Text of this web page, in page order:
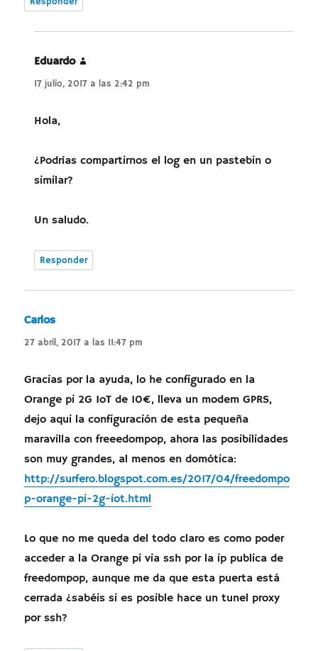
Eduardo
17 julio, 2017 a las 2:42 pm
Hola,
¿Podrías compartirnos el log en un pastebin o
similar?
Un saludo.
Responder
Carlos
27 abril, 2017 a las 11:47 pm
Gracias por la ayuda, lo he configurado en la
Orange pi 2G IoT de 10€, lleva un modem GPRS,
dejo aqui la configuración de esta pequeña
maravilla con freeedompop, ahora las posibilidades
son muy grandes, al menos en domótica:
http://surfero.blogspot.com.es/2017/04/freedompo
p-orange-pi-2g-iot.html
Lo que no me queda del todo claro es como poder
acceder a la Orange pi via ssh por la ip publica de
freedompop, aunque me da que esta puerta está
cerrada ¿sabéis si es posible hace un tunel proxy
por ssh?